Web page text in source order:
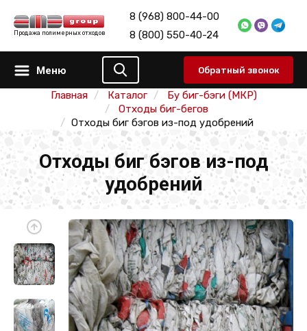
Продажа полимерных отходов
8 (968) 800-44-00
8 (800) 550-40-24
Меню Обратный звонок
Главная Каталог
Бу биг-бэги (МКР)
Отходы биг-бегов
Отходы биг бэгов из-под удобрений
Отходы биг бэгов из-под
удобрений